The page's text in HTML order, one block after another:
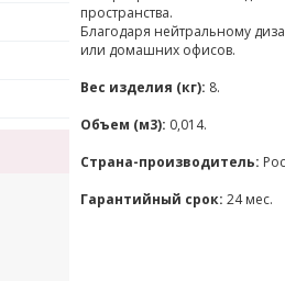
пространства.
Благодаря нейтральному
или домашних офисов.
Вес изделия (кг): 8.
Объем (м3): 0,014.
Страна-производитель:
Гарантийный срок: 24 мес.